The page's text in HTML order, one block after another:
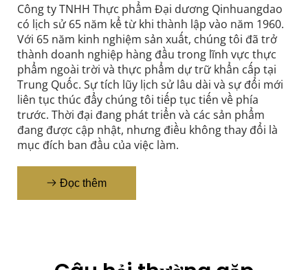
Công ty TNHH Thực phẩm Đại dương Qinhuangdao
có lịch sử 65 năm kể từ khi thành lập vào năm 1960.
Với 65 năm kinh nghiệm sản xuất, chúng tôi đã trở
thành doanh nghiệp hàng đầu trong lĩnh vực thực
phẩm ngoài trời và thực phẩm dự trữ khẩn cấp tại
Trung Quốc. Sự tích lũy lịch sử lâu dài và sự đổi mới
liên tục thúc đẩy chúng tôi tiếp tục tiến về phía
trước. Thời đại đang phát triển và các sản phẩm
đang được cập nhật, nhưng điều không thay đổi là
mục đích ban đầu của việc làm.
Đọc thêm